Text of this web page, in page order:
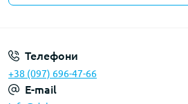
Телефони
+38 (097) 696-47-66
E-mail